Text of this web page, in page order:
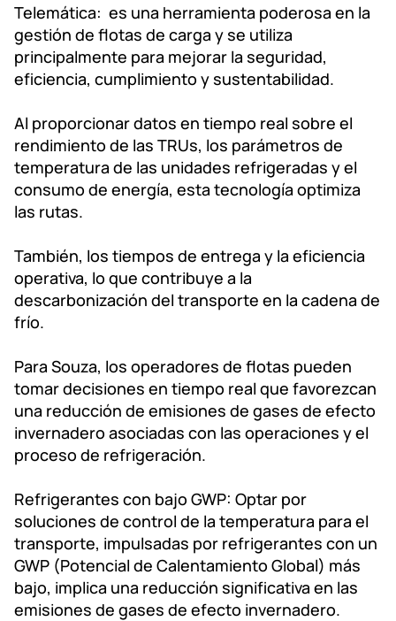
Telemática: es una herramienta poderosa en la
gestión de flotas de carga y se utiliza
principalmente para mejorar la seguridad,
eficiencia, cumplimiento y sustentabilidad.
Al proporcionar datos en tiempo real sobre el
rendimiento de las TRUs, los parámetros de
temperatura de las unidades refrigeradas y el
consumo de energía, esta tecnología optimiza
las rutas.
También, los tiempos de entrega y la eficiencia
operativa, lo que contribuye a la
descarbonización del transporte en la cadena de
frío.
Para Souza, los operadores de flotas pueden
tomar decisiones en tiempo real que favorezcan
una reducción de emisiones de gases de efecto
invernadero asociadas con las operaciones y el
proceso de refrigeración.
Refrigerantes con bajo GWP: Optar por
soluciones de control de la temperatura para el
transporte, impulsadas por refrigerantes con un
GWP (Potencial de Calentamiento Global) más
bajo, implica una reducción significativa en las
emisiones de gases de efecto invernadero.